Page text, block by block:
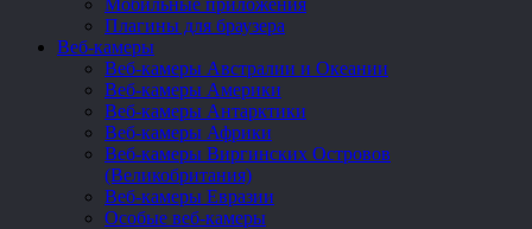
Мобильные приложения
Плагины для браузера
Веб-камеры
Веб-камеры Австралии и Океании
Веб-камеры Америки
Веб-камеры Антарктики
Веб-камеры Африки
Веб-камеры Виргинских Островов
(Великобритания)
Веб-камеры Евразии
Особые веб-камеры